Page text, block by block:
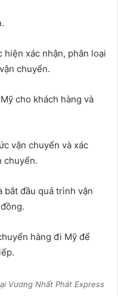
xác nhận, phân loại
chuyển.
cho khách hàng và
vận chuyển và xác
chuyển.
bắt đầu quá trình vận
hàng đi Mỹ để
Vương Nhất Phát Express